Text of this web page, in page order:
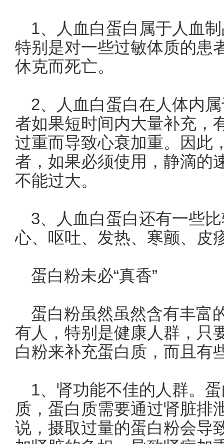
1、人血白蛋白属于人血
特别是对一些过敏体质的患
休克而死亡。
2、人血白蛋白在人体内
者如果短时间内大量补充，
过重而导致心衰加重。因此
者，如果必须使用，静滴的
不能过大。
3、人血白蛋白还有一些
心、呕吐、发热、寒颤、皮
蛋白粉未必“真香”
蛋白粉虽然虽然含有丰富
有人，特别是健康人群，只
白粉来补充蛋白质，而且有
1、肾功能不佳的人群。
质，蛋白质需要通过肾脏排
说，摄取过量的蛋白粉会导